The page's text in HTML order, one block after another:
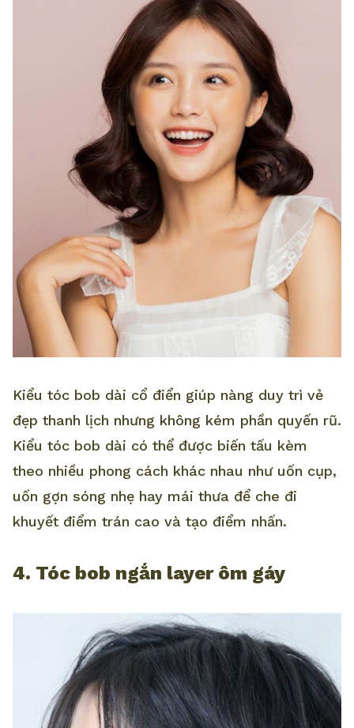
Kiểu tóc bob dài cổ điển giúp nàng duy trì vẻ
đẹp thanh lịch nhưng không kém phần quyến rũ.
Kiểu tóc bob dài có thể được biến tấu kèm
theo nhiều phong cách khác nhau như uốn cụp,
uốn gợn sóng nhẹ hay mái thưa để che đi
khuyết điểm trán cao và tạo điểm nhấn.
4. Tóc bob ngắn layer ôm gáy